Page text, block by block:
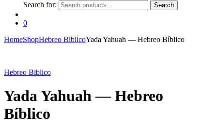
Search for:
Search
0
HomeShopHebreo BiblicoYada Yahuah — Hebreo Bíblico
Hebreo Biblico
Yada Yahuah — Hebreo
Bíblico